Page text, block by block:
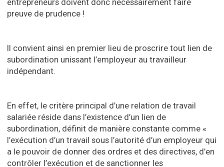
entrepreneurs doivent donc nécessairement faire
preuve de prudence !
Il convient ainsi en premier lieu de proscrire tout lien de
subordination unissant l’employeur au travailleur
indépendant.
En effet, le critère principal d’une relation de travail
salariée réside dans l’existence d’un lien de
subordination, définit de manière constante comme «
l’exécution d’un travail sous l’autorité d’un employeur qui
a le pouvoir de donner des ordres et des directives, d’en
contrôler l’exécution et de sanctionner les